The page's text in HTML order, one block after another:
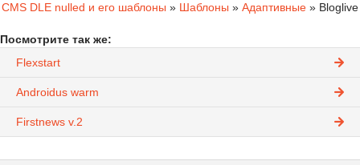
CMS DLE nulled и его шаблоны » Шаблоны » Адаптивные » Bloglive
Посмотрите так же:
Flexstart
Androidus warm
Firstnews v.2